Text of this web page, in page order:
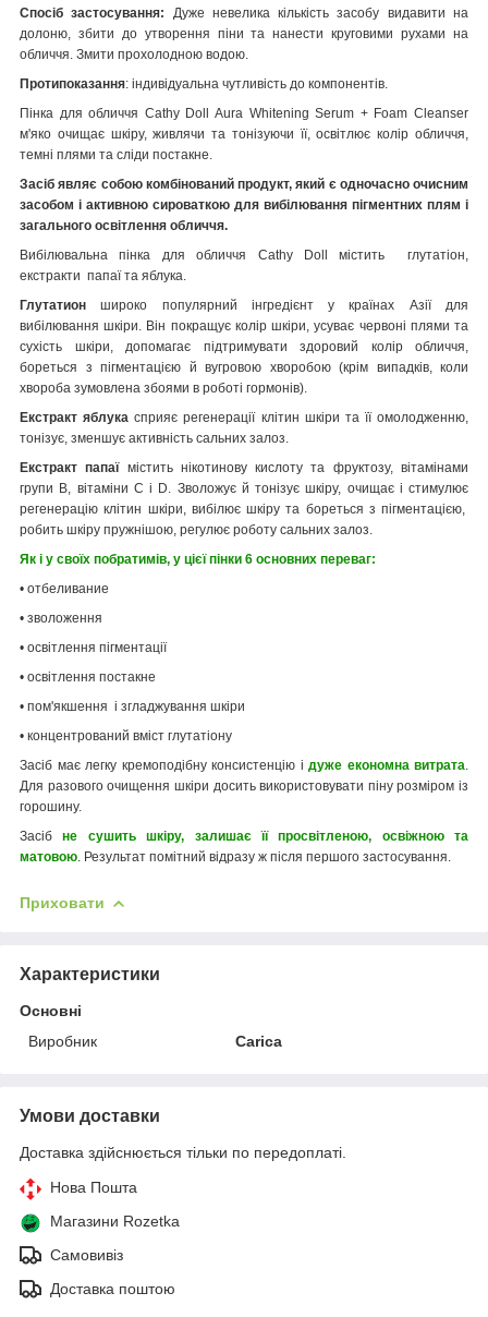
Спосіб застосування:
Дуже невелика кількість засобу видавити на
долоню, збити до утворення піни та нанести круговими рухами на
обличчя. Змити прохолодною водою.
Протипоказання: індивідуальна чутливість до компонентів.
Пінка для обличчя Cathy Doll Aura Whitening Serum + Foam Cleanser
м'яко очищає шкіру, живлячи та тонізуючи її, освітлює колір обличчя,
темні плями та сліди постакне.
Засіб являє собою комбінований продукт, який є одночасно очисним
засобом і активною сироваткою для вибілювання пігментних плям і
загального освітлення обличчя.
Вибілювальна пінка для обличчя Cathy Doll
містить глутатіон,
екстракти папаї та яблука
Глутатион
широко популярний інгредієнт у країнах Азії для
вибілювання шкіри. Він покращує колір шкіри, усуває червоні плями та
сухість шкіри, допомагає підтримувати здоровий колір обличчя,
бореться з пігментацією й вугровою хворобою (крім випадків, коли
хвороба зумовлена збоями в роботі гормонів).
Екстракт яблука сприяє регенерації клітин шкіри та її омолодженню,
тонізує, зменшує активність сальних залоз.
Екстракт папаїмістить нікотинову кислоту та фруктозу, вітамінами
групи B, вітаміни C і D. Зволожує й тонізує шкіру, очищає і стимулює
регенерацію клітин шкіри, вибілює шкіру та бореться з пігментацією,
робить шкіру пружнішою, регулює роботу сальних залоз.
Як і у своїх побратимів, у цієї пінки 6 основних переваг:
• отбеливание
• зволоження
• освітлення пігментації
• освітлення постакне
• пом'якшення і згладжування шкіри
• концентрований вміст глутатіону
Засіб має легку кремоподібну консистенцію і дуже економна витрата
Для разового очищення шкіри досить використовувати піну розміром із
горошину.
Засіб
не сушить шкіру, залишає її просвітленою, освіжною та
матовою . Результат помітний відразу ж після першого застосування.
Приховати
Характеристики
Основні
Виробник
Carica
Умови доставки
Доставка здійснюється тільки по передоплаті.
Нова Пошта
Магазини Rozetka
Самовивіз
Доставка поштою